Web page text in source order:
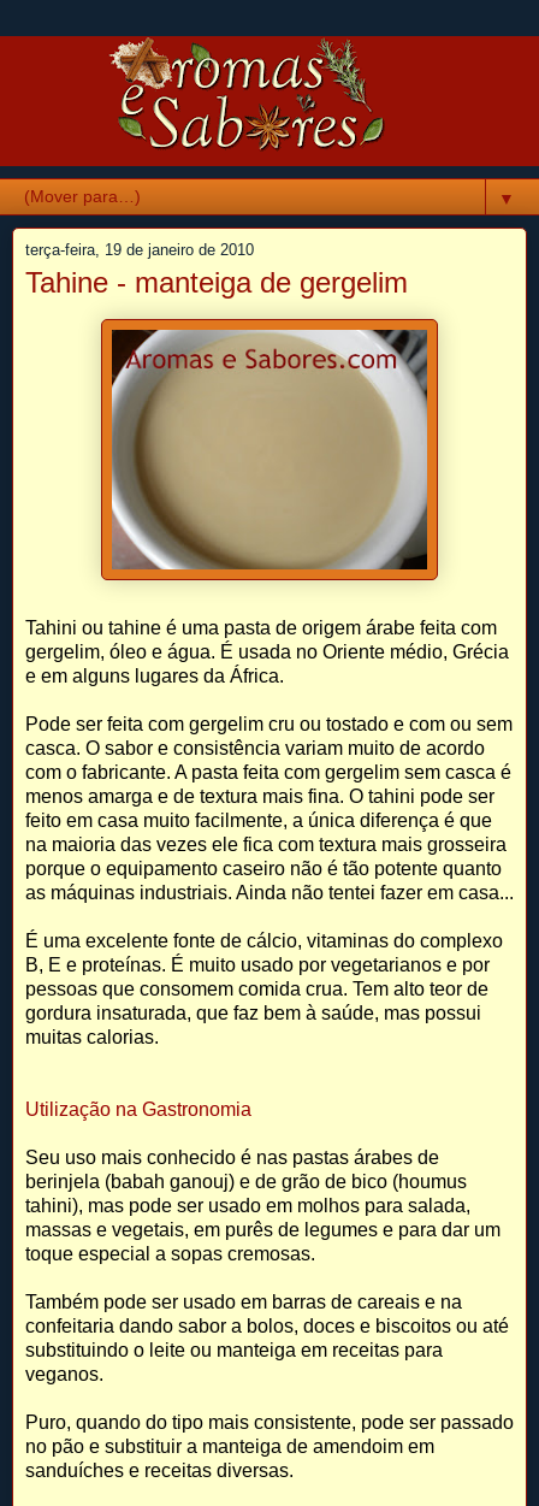
▼
terça-feira, 19 de janeiro de 2010
Tahine - manteiga de gergelim
Tahini ou tahine é uma pasta de origem árabe feita com
gergelim, óleo e água. É usada no Oriente médio, Grécia
e em alguns lugares da África.
Pode ser feita com gergelim cru ou tostado e com ou sem
casca. O sabor e consistência variam muito de acordo
com o fabricante. A pasta feita com gergelim sem casca é
menos amarga e de textura mais fina. O tahini pode ser
feito em casa muito facilmente, a única diferença é que
na maioria das vezes ele fica com textura mais grosseira
porque o equipamento caseiro não é tão potente quanto
as máquinas industriais. Ainda não tentei fazer em casa...
É uma excelente fonte de cálcio, vitaminas do complexo
B, E e proteínas. É muito usado por vegetarianos e por
pessoas que consomem comida crua. Tem alto teor de
gordura insaturada, que faz bem à saúde, mas possui
muitas calorias.
Utilização na Gastronomia
Seu uso mais conhecido é nas pastas árabes de
berinjela (babah ganouj) e de grão de bico (houmus
tahini), mas pode ser usado em molhos para salada,
massas e vegetais, em purês de legumes e para dar um
toque especial a sopas cremosas.
Também pode ser usado em barras de careais e na
confeitaria dando sabor a bolos, doces e biscoitos ou até
substituindo o leite ou manteiga em receitas para
veganos.
Puro, quando do tipo mais consistente, pode ser passado
no pão e substituir a manteiga de amendoim em
sanduíches e receitas diversas.